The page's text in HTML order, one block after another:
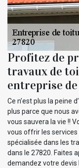
Profitez de
travaux de
entreprise
Ce n’est plus la peine
plus parce que nous
vous sauvera la vie !!
vous offrir les
spécialisée dans les
dans le 27820. Faites
demandez votre devis